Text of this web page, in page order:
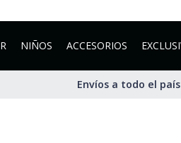
NIÑOS ACCESORIOS
Envíos a todo el